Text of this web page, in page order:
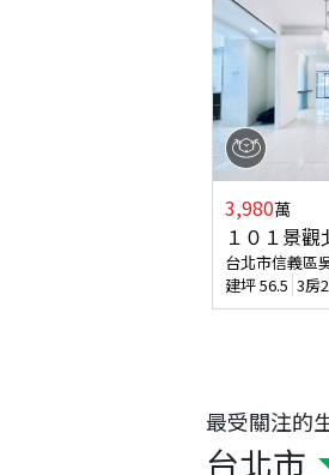
最受關注的
台北市
3,980萬
１０１景
台北市信義區
建坪56.5 3房